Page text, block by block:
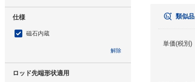
仕様
磁石内蔵
解除
ロッド先端形状適用
類似品
単価(税別)